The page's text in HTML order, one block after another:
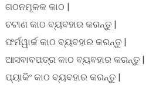
ଗଠନମୂଳକ କାଠ |
ଚଟାଣ କାଠ ବ୍ୟବହାର କରନ୍ତୁ |
ଫର୍ମୱାର୍କ କାଠ ବ୍ୟବହାର କରନ୍ତୁ |
ଆସବାବପତ୍ର କାଠ ବ୍ୟବହାର କରନ୍ତୁ |
ପ୍ୟାକିଂ କାଠ ବ୍ୟବହାର କରନ୍ତୁ |